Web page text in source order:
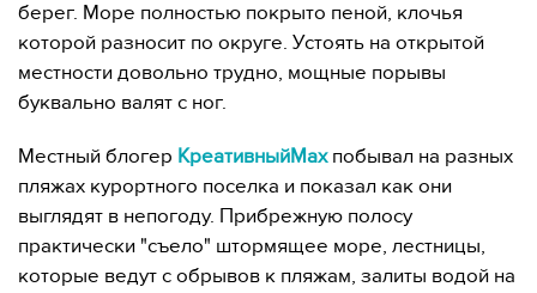
берег. Море полностью покрыто пеной, клочья
которой разносит по округе. Устоять на открытой
местности довольно трудно, мощные порывы
буквально валят с ног.
Местный блогер КреативныйМах побывал на разных
пляжах курортного поселка и показал как они
выглядят в непогоду. Прибрежную полосу
практически "съело" штормящее море, лестницы,
которые ведут с обрывов к пляжам, залиты водой на